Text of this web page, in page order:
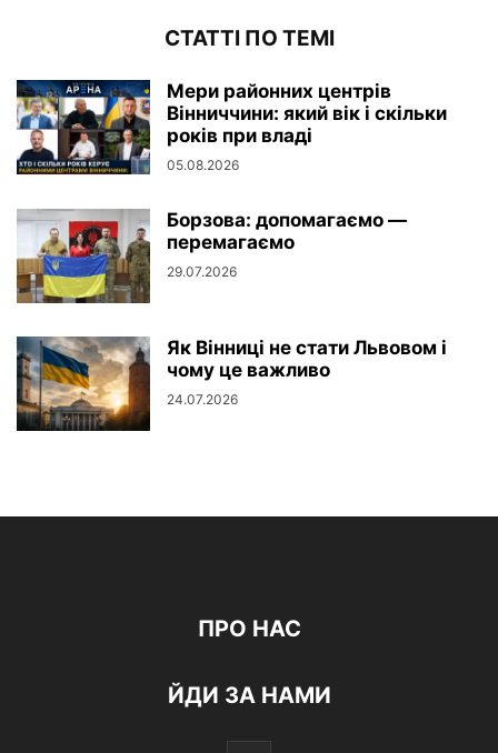
СТАТТІ ПО ТЕМІ
Мери районних центрів
Вінниччини: який вік і скільки
років при владі
05.08.2026
Борзова: допомагаємо —
перемагаємо
29.07.2026
Як Вінниці не стати Львовом і
чому це важливо
24.07.2026
ПРО НАС
ЙДИ ЗА НАМИ